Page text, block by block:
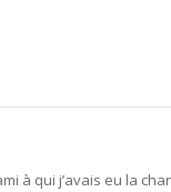
qui j’avais eu la